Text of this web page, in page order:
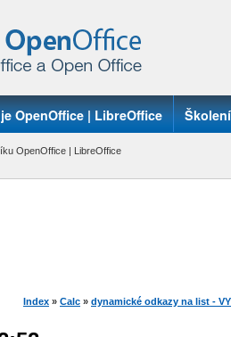
OpenOffice | LibreOffice Školení
OpenOffice | LibreOffice
Index » Calc » dynamické odkazy na list -